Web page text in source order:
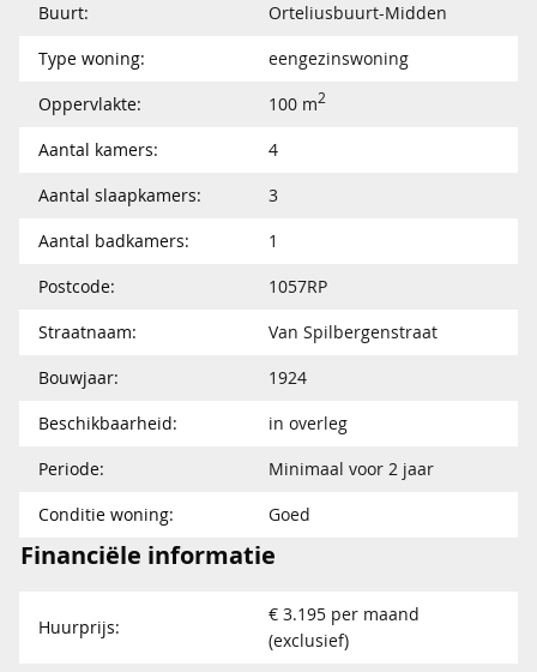
Buurt:
Orteliusbuurt-Midden
Type woning:
eengezinswoning
Oppervlakte:
100 m2
Aantal kamers:
4
Aantal slaapkamers:
3
Aantal badkamers:
1
Postcode:
1057RP
Straatnaam:
Van Spilbergenstraat
Bouwjaar:
1924
Beschikbaarheid:
in overleg
Periode:
Minimaal voor 2 jaar
Conditie woning:
Goed
Financiële informatie
Huurprijs:
€ 3.195 per maand
(exclusief)